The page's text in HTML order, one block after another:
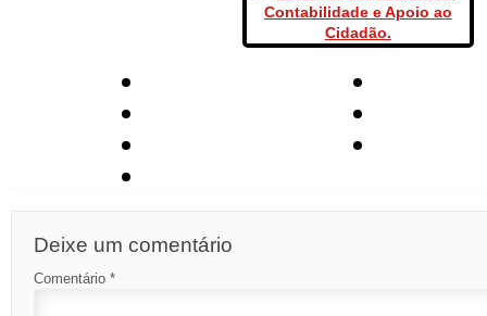
Deixe um comentário
Comentário *